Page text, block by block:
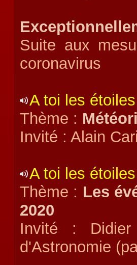
Suite aux
coronavirus
A toi les
Thème :
Invité : Alain
A toi les
Thème : Les
2020
Invité : Didier
d'Astronomie